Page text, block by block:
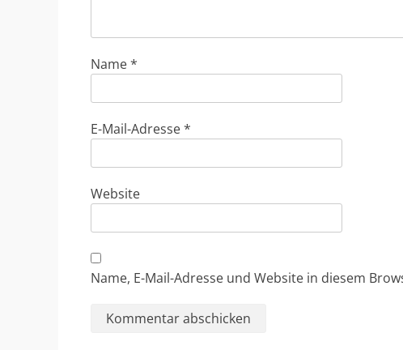
Name*
E-Mail-Adresse*
Website
Name, E-Mail-Adresse und Website in diesem